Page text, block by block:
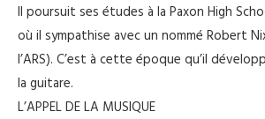
Il poursuit ses études à la Paxon High
où il sympathise avec un nommé Robert
l’ARS). C’est à cette époque qu’il
la guitare.
L’APPEL DE LA MUSIQUE